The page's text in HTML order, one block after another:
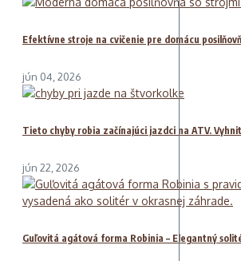
Efektívne stroje na cvičenie pre domácu
jún 04, 2026
Tieto chyby robia začínajúci jazdci na ATV.
jún 22, 2026
Guľovitá agátová forma Robinia – Elegantný